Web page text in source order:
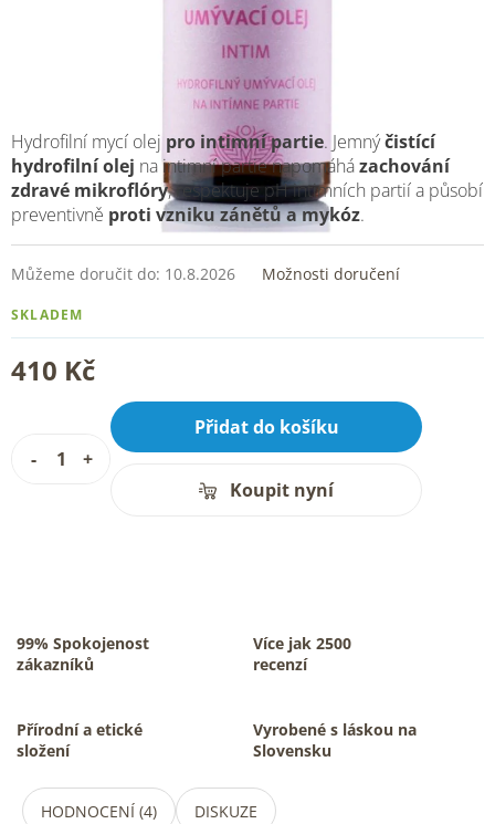
410 Kč
SKLADEM
Můžeme doručit do: 10.8.2026 Možnosti doručení
Přidat do košíku
Koupit nyní
Hydrofilní mycí olej pro intimní partie. Jemnýčistící
hydrofilní olej na intimní partie napomáházachování
zdravé mikroflóry, respektuje pH intimních partií a působí
preventivně proti vzniku zánětů a mykóz.
99% Spokojenost
zákazníků
Více jak 2500
recenzí
Přírodní a etické
složení
Vyrobené s láskou na
Slovensku
HODNOCENÍ (4) DISKUZE